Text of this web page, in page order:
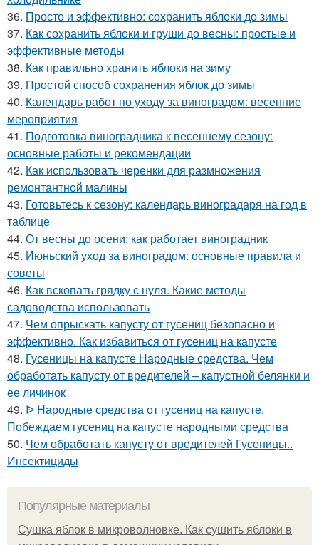
36. Просто и эффективно: сохранить яблоки до зимы
37. Как сохранить яблоки и груши до весны: простые и
эффективные методы
38. Как правильно хранить яблоки на зиму
39. Простой способ сохранения яблок до зимы
40. Календарь работ по уходу за виноградом: весенние
мероприятия
41. Подготовка виноградника к весеннему сезону:
основные работы и рекомендации
42. Как использовать черенки для размножения
ремонтантной малины
43. Готовьтесь к сезону: календарь виноградаря на год в
таблице
44. От весны до осени: как работает виноградник
45. Июньский уход за виноградом: основные правила и
советы
46. Как вскопать грядку с нуля. Какие методы
садоводства использовать
47. Чем опрыскать капусту от гусениц безопасно и
эффективно. Как избавиться от гусениц на капусте
48. Гусеницы на капусте Народные средства. Чем
обработать капусту от вредителей – капустной белянки и
ее личинок
49. ᐉ Народные средства от гусениц на капусте.
Побеждаем гусениц на капусте народными средства
50. Чем обработать капусту от вредителей Гусеницы..
Инсектициды
Популярные материалы
Сушка яблок в микроволновке. Как сушить яблоки в